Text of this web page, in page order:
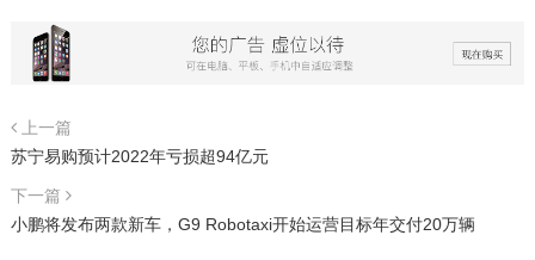
上一篇
苏宁易购预计2022年亏损超94亿元
下一篇
小鹏将发布两款新车，G9 Robotaxi开始运营目标年交付20万辆